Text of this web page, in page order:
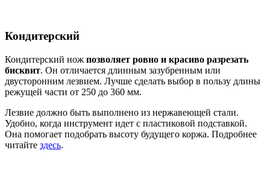
Кондитерский
Кондитерский нож позволяет ровно и красиво разрезать
бисквит. Он отличается длинным зазубренным или
двусторонним лезвием. Лучше сделать выбор в пользу длины
режущей части от 250 до 360 мм.
Лезвие должно быть выполнено из нержавеющей стали.
Удобно, когда инструмент идет с пластиковой подставкой.
Она помогает подобрать высоту будущего коржа. Подробнее
читайте здесь.